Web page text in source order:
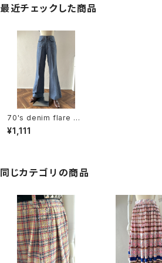
最近チェックした商品
70's denim flare pa
nts
¥1,111
同じカテゴリの商品